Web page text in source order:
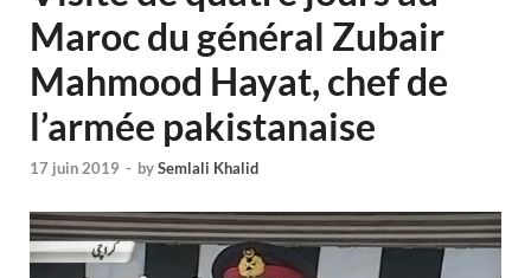
Maroc du général Zubair
Mahmood Hayat, chef de
l’armée pakistanaise
17 juin 2019 - bySemlali Khalid